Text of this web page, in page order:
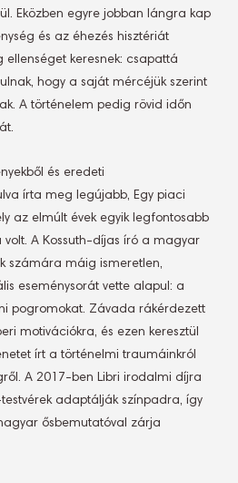
Eközben egyre jobban lángra kap
és az éhezés hisztériát
keresnek: csapattá
hogy a saját mércéjük szerint
A történelem pedig rövid időn
és eredeti
írta meg legújabb, Egy piaci
az elmúlt évek egyik legfontosabb
A Kossuth-díjas író a magyar
számára máig ismeretlen,
eseménysorát vette alapul: a
pogromokat. Závada rákérdezett
motivációkra, és ezen keresztül
írt a történelmi traumáinkról
A 2017-ben Libri irodalmi díjra
adaptálják színpadra, így
ősbemutatóval zárja